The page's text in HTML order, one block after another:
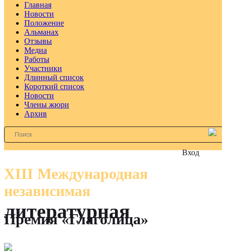
Главная
Новости
Положение
Альманах
Отзывы
Медиа
Работы
Участники
Длинный список
Короткий список
Новости
Члены жюри
Архив
Вход
XIII Международная
независимая
литературная
Премия «Глаголица»